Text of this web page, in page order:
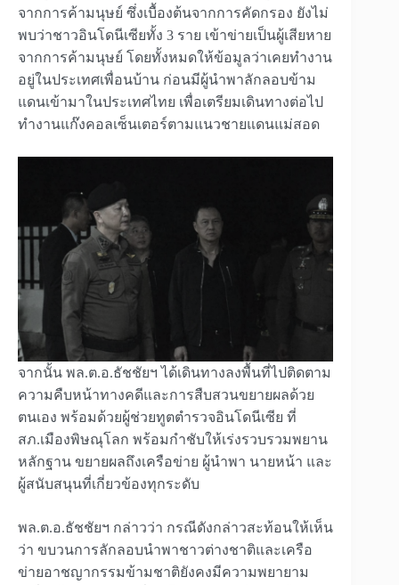
จากการค้ามนุษย์ ซึ่งเบื้องต้นจากการคัดกรอง ยังไม่
พบว่าชาวอินโดนีเซียทั้ง 3 ราย เข้าข่ายเป็นผู้เสียหาย
จากการค้ามนุษย์ โดยทั้งหมดให้ข้อมูลว่าเคยทำงาน
อยู่ในประเทศเพื่อนบ้าน ก่อนมีผู้นำพาลักลอบข้าม
แดนเข้ามาในประเทศไทย เพื่อเตรียมเดินทางต่อไป
ทำงานแก๊งคอลเซ็นเตอร์ตามแนวชายแดนแม่สอด
จากนั้น พล.ต.อ.ธัชชัยฯ ได้เดินทางลงพื้นที่ไปติดตาม
ความคืบหน้าทางคดีและการสืบสวนขยายผลด้วย
ตนเอง พร้อมด้วยผู้ช่วยทูตตำรวจอินโดนีเซีย ที่
สภ.เมืองพิษณุโลก พร้อมกำชับให้เร่งรวบรวมพยาน
หลักฐาน ขยายผลถึงเครือข่าย ผู้นำพา นายหน้า และ
ผู้สนับสนุนที่เกี่ยวข้องทุกระดับ
พล.ต.อ.ธัชชัยฯ กล่าวว่า กรณีดังกล่าวสะท้อนให้เห็น
ว่า ขบวนการลักลอบนำพาชาวต่างชาติและเครือ
ข่ายอาชญากรรมข้ามชาติยังคงมีความพยายาม